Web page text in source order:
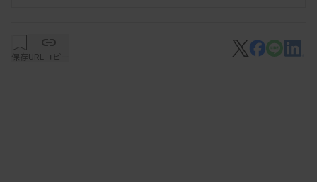
器・検査薬がマイナス基調で推移した。一方で、イ
保存URLコピー